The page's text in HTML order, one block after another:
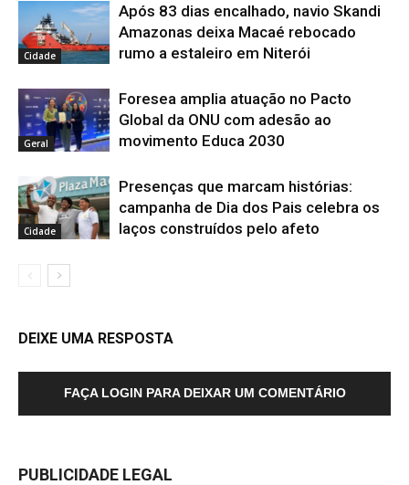
Cidade
Após 83 dias encalhado, navio Skandi
Amazonas deixa Macaé rebocado
rumo a estaleiro em Niterói
Geral
Foresea amplia atuação no Pacto
Global da ONU com adesão ao
movimento Educa 2030
Cidade
Presenças que marcam histórias:
campanha de Dia dos Pais celebra os
laços construídos pelo afeto
DEIXE UMA RESPOSTA
FAÇA LOGIN PARA DEIXAR UM COMENTÁRIO
PUBLICIDADE LEGAL